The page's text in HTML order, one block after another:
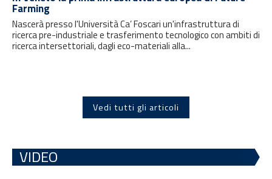
Farming
Nascerà presso l'Università Ca’ Foscari un'infrastruttura di
ricerca pre-industriale e trasferimento tecnologico con ambiti di
ricerca intersettoriali, dagli eco-materiali alla...
Vedi tutti gli articoli
VIDEO